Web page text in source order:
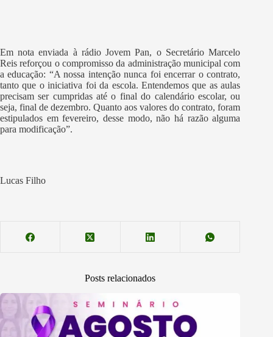
Em nota enviada à rádio Jovem Pan, o Secretário Marcelo
Reis reforçou o compromisso da administração municipal com
a educação: “A nossa intenção nunca foi encerrar o contrato,
tanto que o iniciativa foi da escola. Entendemos que as aulas
precisam ser cumpridas até o final do calendário escolar, ou
seja, final de dezembro. Quanto aos valores do contrato, foram
estipulados em fevereiro, desse modo, não há razão alguma
para modificação”.
Lucas Filho
Posts relacionados